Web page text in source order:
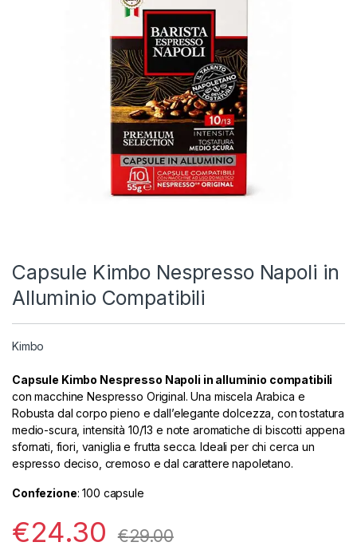
Capsule Kimbo Nespresso Napoli in
Alluminio Compatibili
Kimbo
Capsule Kimbo Nespresso Napoli in alluminio compatibili
con macchine Nespresso Original. Una miscela Arabica e
Robusta dal corpo pieno e dall’elegante dolcezza, con tostatura
medio-scura, intensità 10/13 e note aromatiche di biscotti appena
sfornati, fiori, vaniglia e frutta secca. Ideali per chi cerca un
espresso deciso, cremoso e dal carattere napoletano.
Confezione: 100 capsule
€24.30 €29.00